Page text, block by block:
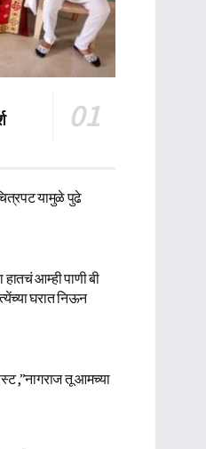
यामुळे पुढे
हातचं आम्ही पाणी बी
घरात निऊन
,”नागराज तू आमच्या